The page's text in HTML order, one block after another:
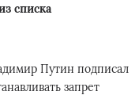
списка
Путин подписал
запрет